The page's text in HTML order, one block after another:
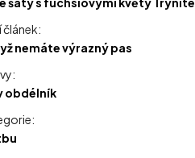
článek:
nemáte výrazný pas
obdélník